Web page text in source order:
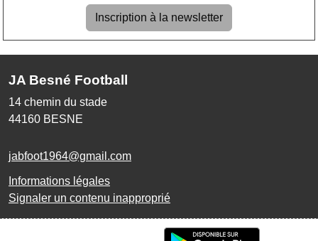
Inscription à la newsletter
JA Besné Football
14 chemin du stade
44160 BESNE
jabfoot1964@gmail.com
Informations légales
Signaler un contenu inapproprié